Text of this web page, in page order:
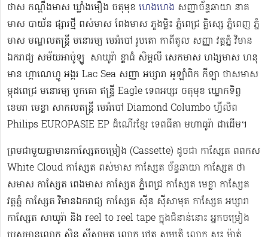
ថាស កណ្ដឹងមាស ឃ្លាំងមឿង ចតុមុខ ហេងហេង សញ្ញាច័ន្ទឆាយា នាគ
មាស បាយ័ន ផ្សារថ្មី ពស់មាស ពែងមាស ភួងម្លិះ ភ្នំពេជ្រ គ្លិស្សេ ភ្នំពេញ ភ្នំ
មាស មណ្ឌលតន្រ្តី មនោរម្យ មេអំបៅ រូបតោ កាពីតូល សញ្ញា វត្តភ្នំ វិមាន
ឯករាជ្យ សម័យអាប៉ូឡូ ​​​ សាឃូរ៉ា ខ្លាធំ សិម្ពលី សេកមាស ហង្សមាស ហនុ
មាន ហ្គាណេហ្វូ​ អង្គរ Lac Sea សញ្ញា អប្សារា អូឡាំពិក កីឡា ថាសមាស
ម្កុដពេជ្រ មនោរម្យ បូកគោ ឥន្ទ្រី Eagle ទេពអប្សរ ចតុមុខ ឃ្លោកទិព្វ
ខេមរា មេខ្លា សាកលតន្ត្រី មេអំបៅ Diamond Columbo ហ្វីលិព
Philips EUROPASIE EP ដំណើរខ្មែរ​ ទេពធីតា មហាធូរ៉ា ជាដើម​។
ព្រមជាមួយគ្នាមានកាសែ្សតចម្រៀង (Cassette) ដូចជា កាស្សែត ពពកស
White Cloud កាស្សែត ពស់មាស កាស្សែត ច័ន្ទឆាយា កាស្សែត ថា
សមាស កាស្សែត ពេងមាស កាស្សែត ភ្នំពេជ្រ កាស្សែត មេខ្លា កាស្សែត
វត្តភ្នំ កាស្សែត វិមានឯករាជ្យ កាស្សែត ស៊ីន ស៊ីសាមុត កាស្សែត អប្សារា
កាស្សែត សាឃូរ៉ា និង reel to reel tape ក្នុងជំនាន់នោះ អ្នកចម្រៀង